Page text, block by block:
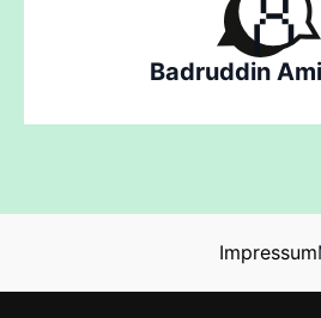
Badruddin
Impressum